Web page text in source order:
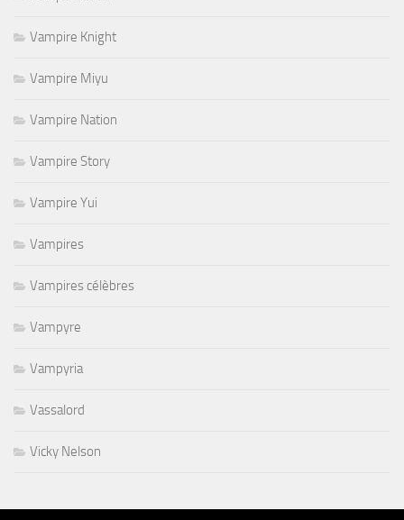
Vampire Knight
Vampire Miyu
Vampire Nation
Vampire Story
Vampire Yui
Vampires
Vampires célèbres
Vampyre
Vampyria
Vassalord
Vicky Nelson